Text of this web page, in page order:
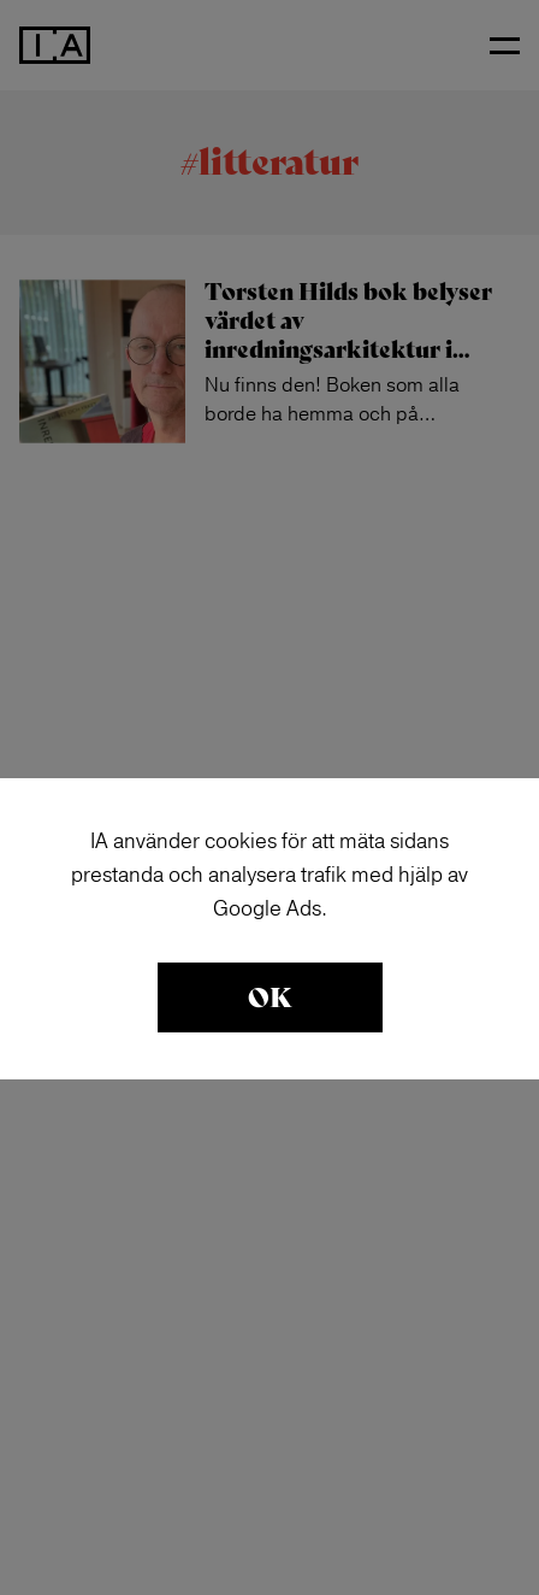
#litteratur
Torsten Hilds bok belyser
värdet av
inredningsarkitektur i…
Nu finns den! Boken som alla
borde ha hemma och på…
IA använder cookies för att mäta sidans
prestanda och analysera trafik med hjälp av
Google Ads.
OK